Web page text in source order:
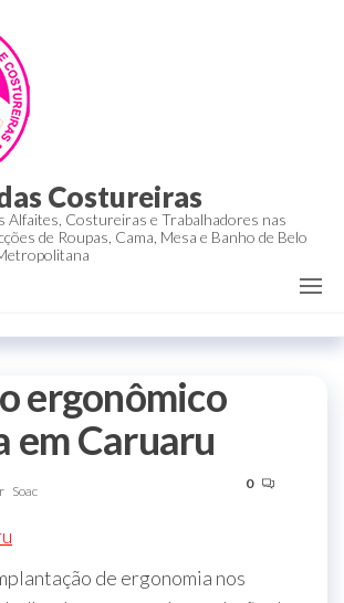
Costureiras
Alfaites, Costureiras e Trabalhadores nas
de Roupas, Cama, Mesa e Banho de Belo
ergonômico
em Caruaru
Soac 0
de ergonomia nos